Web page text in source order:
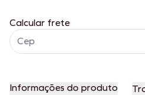
Calcular frete
Informações do produto